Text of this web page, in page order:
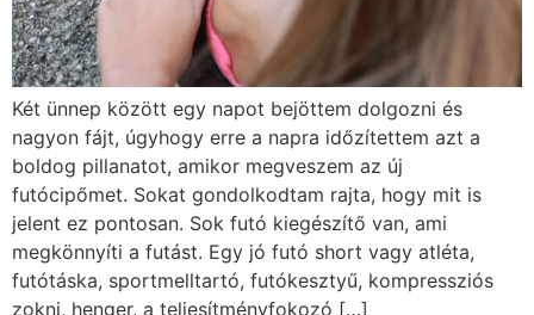
Két ünnep között egy napot bejöttem dolgozni és
nagyon fájt, úgyhogy erre a napra időzítettem azt a
boldog pillanatot, amikor megveszem az új
futócipőmet. Sokat gondolkodtam rajta, hogy mit is
jelent ez pontosan. Sok futó kiegészítő van, ami
megkönnyíti a futást. Egy jó futó short vagy atléta,
futótáska, sportmelltartó, futókesztyű, kompressziós
zokni, henger, a teljesítményfokozó […]